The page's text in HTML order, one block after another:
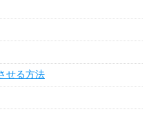
せる方法